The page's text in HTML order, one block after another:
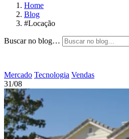
Home
Blog
#Locação
Buscar no blog…
Mercado Tecnologia Vendas
31/08